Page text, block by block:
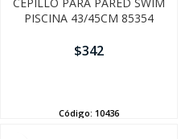
PISCINA 43/45CM 85354
$342
Código: 10436